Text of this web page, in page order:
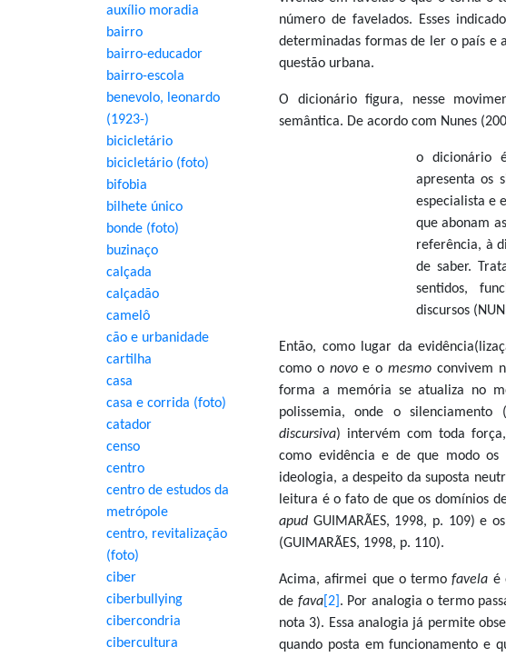
número de favelados. Esses
determinadas formas de ler o país e
questão urbana.
O dicionário figura, nesse
semântica. De acordo com Nunes
o dicionário
apresenta os
especialista e
que abonam
referência, à
de saber.
sentidos,
discursos
Então, como lugar da
como o novoe o mesmoconvivem
forma a memória se atualiza no
polissemia, onde o
discursiva) intervém com toda
como evidência e de que modo os
ideologia, a despeito da suposta
leitura é o fato de que os domínios
apud GUIMARÃES, 1998, p. 109) e os
(GUIMARÃES, 1998, p. 110).
Acima, afirmei que o termofavela é
de fava[2] . Por analogia o termo
nota 3). Essa analogia já permite
quando posta em funcionamento e
auxílio moradia
bairro
bairro-educador
bairro-escola
benevolo, leonardo
(1923-)
bicicletário
bicicletário (foto)
bifobia
bilhete único
bonde (foto)
buzinaço
calçada
calçadão
camelô
cão e urbanidade
cartilha
casa
casa e corrida (foto)
catador
censo
centro
centro de estudos da
metrópole
centro, revitalização
(foto)
ciber
ciberbullying
cibercondria
cibercultura